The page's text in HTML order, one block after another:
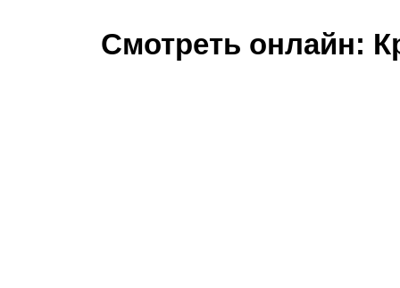
Смотреть онлайн: